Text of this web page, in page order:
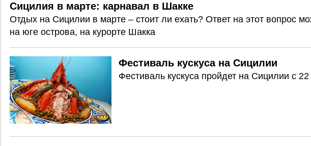
Сицилия в марте: карнавал в Шакке
Отдых на Сицилии в марте – стоит ли ехать? Ответ на этот вопрос
на юге острова, на курорте Шакка
Фестиваль кускуса на Сицилии
Фестиваль кускуса пройдет на Сицилии с